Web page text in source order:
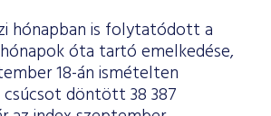
hónapban is folytatódott a
óta tartó emelkedése,
18-án ismételten
döntött 38 387